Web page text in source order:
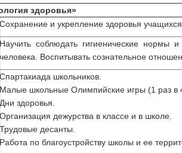
здоровья»
Сохранение и укрепление здоровья
Научить соблюдать гигиенические нормы
человека. Воспитывать сознательное
Спартакиада школьников.
Малые школьные Олимпийские игры (1 раз в
Дни здоровья.
Организация дежурства в классе и в школе.
Трудовые десанты.
Работа по благоустройству школы и ее